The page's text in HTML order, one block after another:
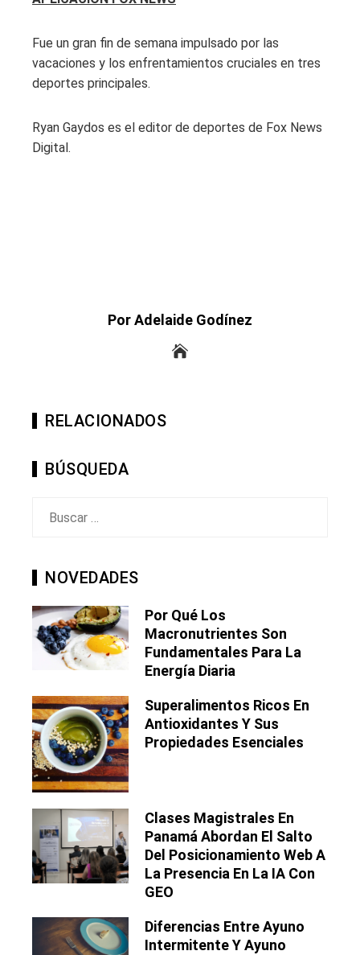
Fue un gran fin de semana impulsado por las
vacaciones y los enfrentamientos cruciales en tres
deportes principales.
Ryan Gaydos es el editor de deportes de Fox News
Digital.
Por Adelaide Godínez
RELACIONADOS
BÚSQUEDA
NOVEDADES
Por Qué Los
Macronutrientes Son
Fundamentales Para La
Energía Diaria
Superalimentos Ricos En
Antioxidantes Y Sus
Propiedades Esenciales
Clases Magistrales En
Panamá Abordan El Salto
Del Posicionamiento Web A
La Presencia En La IA Con
GEO
Diferencias Entre Ayuno
Intermitente Y Ayuno